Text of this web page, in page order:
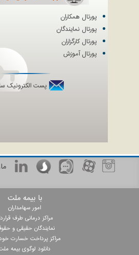
پورتال همکاران
پورتال نمایندگان
پورتال کارگزاران
پورتال آموزش
پست الکترونیک
با بیمه ملت
امور سهامداران
مراکز درمانی طرف
نمایندگان حقیقی و
مراکز پرداخت خسارت
دانلود لوگوی بیمه